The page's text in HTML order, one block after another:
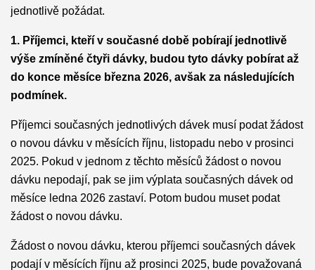
jednotlivě požádat.
1. Příjemci, kteří v současné době pobírají jednotlivě
výše zmíněné čtyři dávky, budou tyto dávky pobírat až
do konce měsíce března 2026, avšak za následujících
podmínek.
Příjemci současných jednotlivých dávek musí podat žádost
o novou dávku v měsících říjnu, listopadu nebo v prosinci
2025. Pokud v jednom z těchto měsíců žádost o novou
dávku nepodají, pak se jim výplata současných dávek od
měsíce ledna 2026 zastaví. Potom budou muset podat
žádost o novou dávku.
Žádost o novou dávku, kterou příjemci současných dávek
podají v měsících říjnu až prosinci 2025, bude považovaná